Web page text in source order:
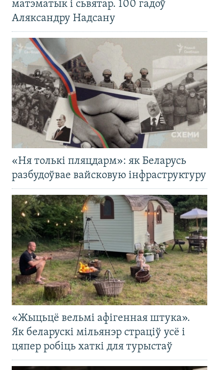
матэматык і сьвятар. 100 гадоў
Аляксандру Надсану
«Ня толькі пляцдарм»: як Беларусь
разбудоўвае вайсковую інфраструктуру
«Жыцьцё вельмі афігенная штука».
Як беларускі мільянэр страціў усё і
цяпер робіць хаткі для турыстаў